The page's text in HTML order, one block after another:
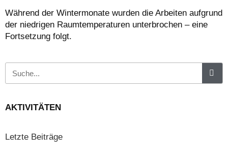
Während der Wintermonate wurden die Arbeiten aufgrund
der niedrigen Raumtemperaturen unterbrochen – eine
Fortsetzung folgt.
AKTIVITÄTEN
Letzte Beiträge